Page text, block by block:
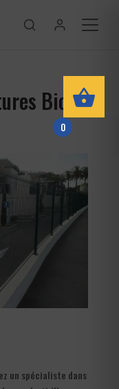
Biot
un spécialiste dans
0